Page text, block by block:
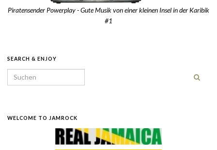
Piratensender Powerplay - Gute Musik von einer kleinen Insel in der Karibik
#1
SEARCH & ENJOY
Search for:
WELCOME TO JAMROCK